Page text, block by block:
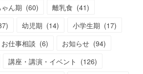
ん期 (60) 離乳食 (41)
) 幼児期 (14) 小学生期 (17)
お仕事相談 (6) お知らせ (94)
講座・講演・イベント (126)